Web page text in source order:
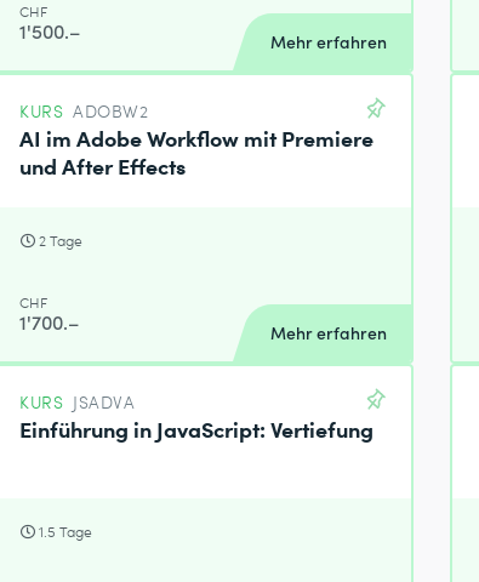
CHF
1'500.– Mehr erfahren
KURS ADOBW2
AI im Adobe Workflow mit Premiere
und After Effects
2 Tage
CHF
1'700.– Mehr erfahren
KURS JSADVA
Einführung in JavaScript: Vertiefung
1.5 Tage